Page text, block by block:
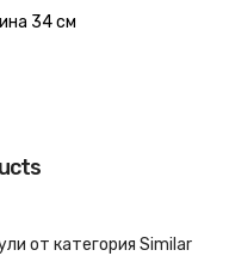
34 см
от категория Similar